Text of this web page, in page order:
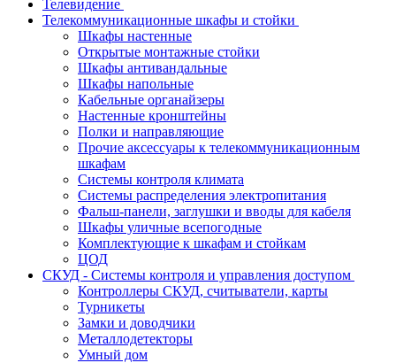
Телевидение
Телекоммуникационные шкафы и стойки
Шкафы настенные
Открытые монтажные стойки
Шкафы антивандальные
Шкафы напольные
Кабельные органайзеры
Настенные кронштейны
Полки и направляющие
Прочие аксессуары к телекоммуникационным
шкафам
Системы контроля климата
Системы распределения электропитания
Фальш-панели, заглушки и вводы для кабеля
Шкафы уличные всепогодные
Комплектующие к шкафам и стойкам
ЦОД
СКУД - Системы контроля и управления доступом
Контроллеры СКУД, считыватели, карты
Турникеты
Замки и доводчики
Металлодетекторы
Умный дом